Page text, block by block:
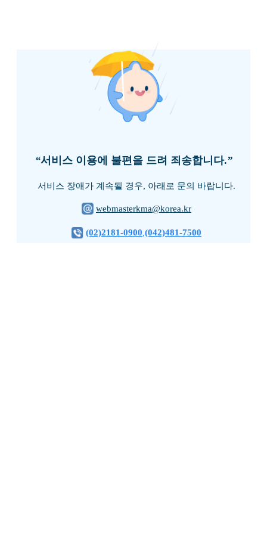
“서비스 이용에 불편을 드려 죄송합니다.”
서비스 장애가 계속될 경우, 아래로 문의 바랍니다.
webmasterkma@korea.kr
(02)2181-0900,(042)481-7500